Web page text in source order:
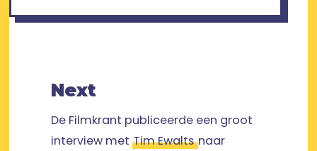
Next
De Filmkrant publiceerde een groot
interview met Tim Ewaltsnaar